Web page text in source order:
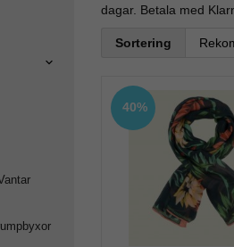
dagar. Betala med
Sortering
40%